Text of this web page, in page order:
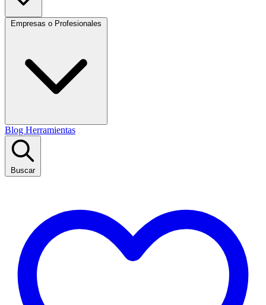
Empresas o Profesionales
Blog Herramientas
Buscar